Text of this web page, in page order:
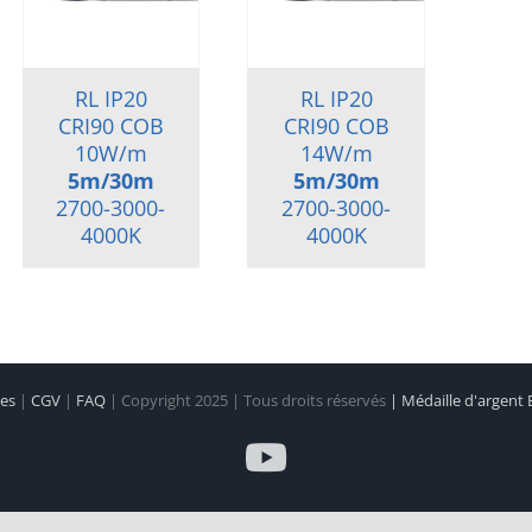
RL IP20
CRI90 COB
10W/m
5m/30m
2700-3000-
4000K
RL IP20
CRI90 COB
14W/m
5m/30m
2700-3000-
4000K
| CGV | FAQ | Copyright 2025 | Tous droits réservés | Médaille d'argent